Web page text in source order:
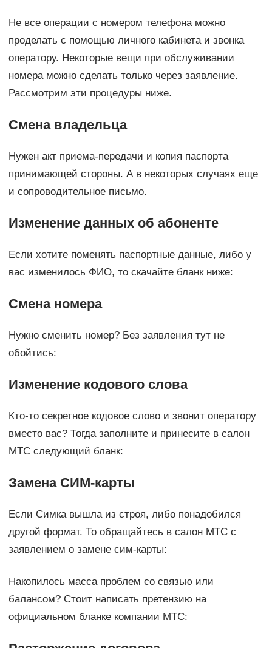
Не все операции с номером телефона можно
проделать с помощью личного кабинета и звонка
оператору. Некоторые вещи при обслуживании
номера можно сделать только через заявление.
Рассмотрим эти процедуры ниже.
Смена владельца
Нужен акт приема-передачи и копия паспорта
принимающей стороны. А в некоторых случаях еще
и сопроводительное письмо.
Изменение данных об абоненте
Если хотите поменять паспортные данные, либо у
вас изменилось ФИО, то скачайте бланк ниже:
Смена номера
Нужно сменить номер? Без заявления тут не
обойтись:
Изменение кодового слова
Кто-то секретное кодовое слово и звонит оператору
вместо вас? Тогда заполните и принесите в салон
МТС следующий бланк:
Замена СИМ-карты
Если Симка вышла из строя, либо понадобился
другой формат. То обращайтесь в салон МТС с
заявлением о замене сим-карты:
Накопилось масса проблем со связью или
балансом? Стоит написать претензию на
официальном бланке компании МТС: